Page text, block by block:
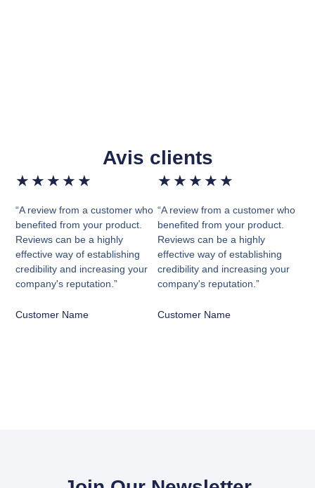
Avis clients
★ ★ ★ ★ ★
“A review from a customer who
benefited from your product.
Reviews can be a highly
effective way of establishing
credibility and increasing your
company's reputation.”
Customer Name
★ ★ ★ ★ ★
“A review from a customer who
benefited from your product.
Reviews can be a highly
effective way of establishing
credibility and increasing your
company's reputation.”
Customer Name